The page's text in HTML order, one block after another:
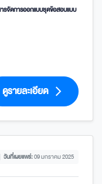
จัดการออกแบบชุดข้อสอบแบบ
ดูรายละเอียด arrow_forward_ios
วันที่เผยแพร่:09 มกราคม 2025